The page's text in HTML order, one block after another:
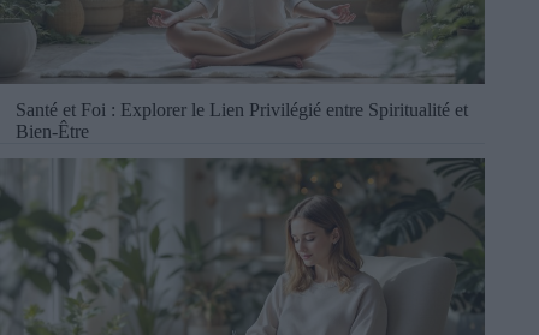
Santé et Foi : Explorer le Lien Privilégié entre Spiritualité et
Bien-Être